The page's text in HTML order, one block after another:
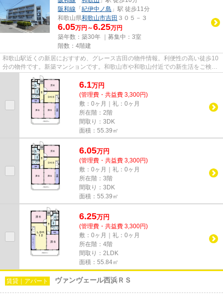
阪和線 「 紀伊中ノ島 」駅 徒歩11分
和歌山県和歌山市吉田 ３０５－３
6.05万円～6.25万円
築年数：築30年 ｜募集中： 3室
階数：4階建
和歌山駅近くの新居におすすめ、グレース吉田の物件情報。利便性の高い徒歩10
分の物件です。新築マンションです。和歌山市や和歌山付近での新生活をご検討
するなら、当社でお部屋探し...
6.1万円
(管理費・共益費 3,300円)
敷：0ヶ月｜礼：0ヶ月
所在階：2階
間取り：3DK
面積：55.39㎡
6.05万円
(管理費・共益費 3,300円)
敷：0ヶ月｜礼：0ヶ月
所在階：3階
間取り：3DK
面積：55.39㎡
6.25万円
(管理費・共益費 3,300円)
敷：0ヶ月｜礼：0ヶ月
所在階：4階
間取り：2LDK
面積：55.84㎡
賃貸｜アパート ヴァンヴェール西浜ＲＳ